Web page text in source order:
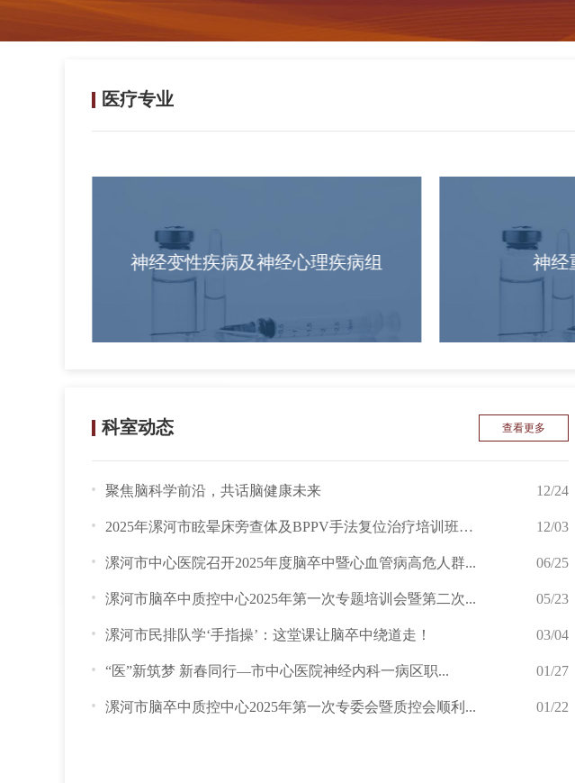
医疗专业
神经变性疾病及神经心理疾病组 神经
科室动态 查看更多
聚焦脑科学前沿，共话脑健康未来 12/24
2025年漯河市眩晕床旁查体及BPPV手法复位治疗培训班成... 12/03
漯河市中心医院召开2025年度脑卒中暨心血管病高危人群... 06/25
漯河市脑卒中质控中心2025年第一次专题培训会暨第二次... 05/23
漯河市民排队学‘手指操’：这堂课让脑卒中绕道走！ 03/04
“医”新筑梦 新春同行—市中心医院神经内科一病区职... 01/27
漯河市脑卒中质控中心2025年第一次专委会暨质控会顺利... 01/22